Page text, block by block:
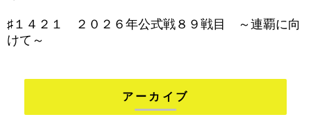
♯１４２１ ２０２６年公式戦８９戦目 ～連覇に向
けて～
アーカイブ